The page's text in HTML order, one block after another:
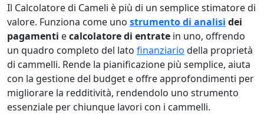
Il Calcolatore di Cameli è più di un semplice stimatore di
valore. Funziona come uno strumento di analisi dei
pagamenti ecalcolatore di entrate in uno, offrendo
un quadro completo del lato finanziario della proprietà
di cammelli. Rende la pianificazione più semplice, aiuta
con la gestione del budget e offre approfondimenti per
migliorare la redditività, rendendolo uno strumento
essenziale per chiunque lavori con i cammelli.